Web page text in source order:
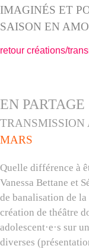
IMAGINÉS ET
SAISON EN
retour créations/
EN PARTAGE
TRANSMISSION
MARS
Quelle différence à
Vanessa Bettane et
de banalisation de
création de théâtre
adolescent·e·s sur
diverses